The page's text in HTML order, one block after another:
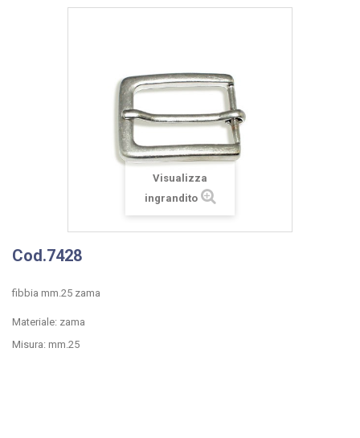
Visualizza
ingrandito
Cod.7428
fibbia mm.25 zama
Materiale: zama
Misura: mm.25